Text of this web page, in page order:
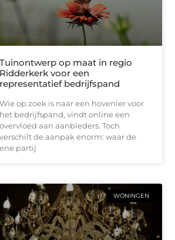
Tuinontwerp op maat in regio
Ridderkerk voor een
representatief bedrijfspand
Wie op zoek is naar een hovenier voor
het bedrijfspand, vindt online een
overvloed aan aanbieders. Toch
verschilt de aanpak enorm: waar de
ene partij
WONINGEN